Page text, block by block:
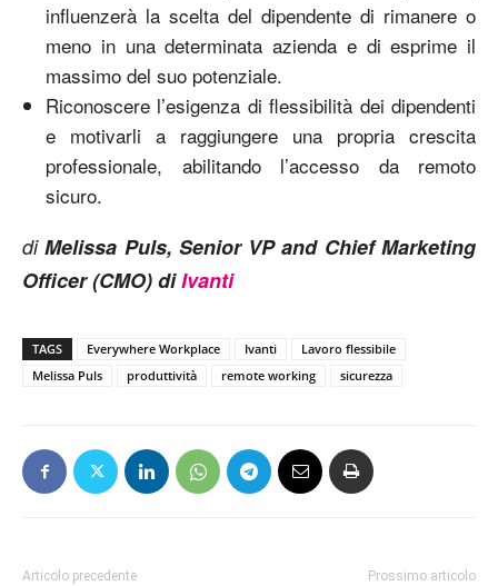
influenzerà la scelta del dipendente di rimanere o
meno in una determinata azienda e di esprime il
massimo del suo potenziale.
Riconoscere l’esigenza di flessibilità dei dipendenti
e motivarli a raggiungere una propria crescita
professionale, abilitando l’accesso da remoto
sicuro.
diMelissa Puls, Senior VP and Chief Marketing
Officer (CMO) diIvanti
TAGS Everywhere Workplace Ivanti
Lavoro flessibile
Melissa Puls
produttività remote working sicurezza
Articolo precedente Prossimo articolo